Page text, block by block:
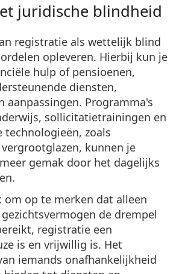
juridische blindheid
registratie als wettelijk blind
opleveren. Hierbij kun je
hulp of pensioenen,
diensten,
aanpassingen. Programma's
sollicitatietrainingen en
technologieën, zoals
kunnen je
gemak door het dagelijks
om op te merken dat alleen
de drempel
registratie een
is en vrijwillig is. Het
iemands onafhankelijkheid